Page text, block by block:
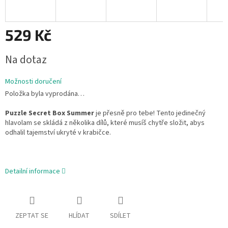
529 Kč
cena:
Na dotaz
Možnosti doručení
Položka byla vyprodána…
Puzzle Secret Box Summerje přesně pro tebe! Tento jedinečný
hlavolam se skládá z několika dílů, které musíš chytře složit, abys
odhalil tajemství ukryté v krabičce.
Detailní informace
ZEPTAT SE HLÍDAT SDÍLET